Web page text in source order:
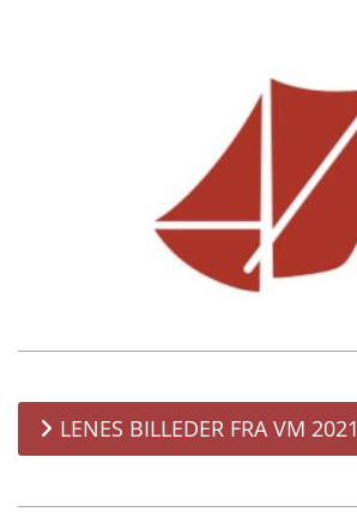
LENES BILLEDER FRA VM 2021